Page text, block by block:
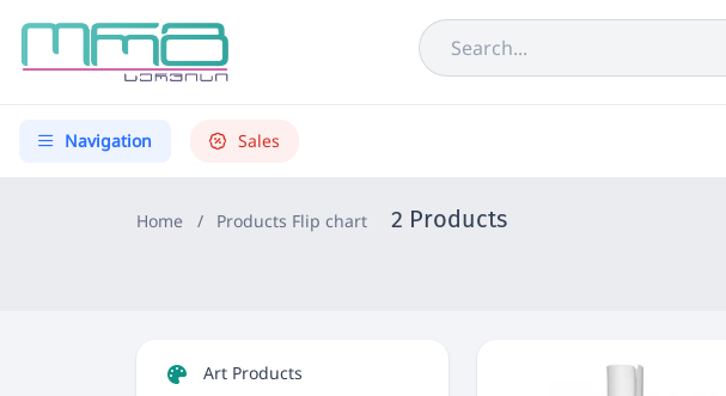
Navigation Sales
Home / Products Flip chart 2 Products
Art Products